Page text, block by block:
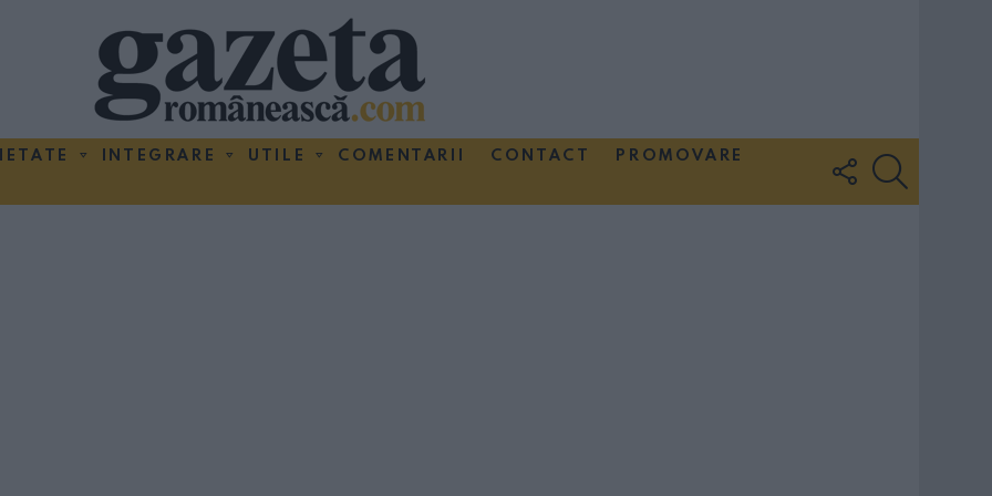
INTEGRARE UTILE COMENTARII CONTACT
PROMOVARE
FOLLOW
US